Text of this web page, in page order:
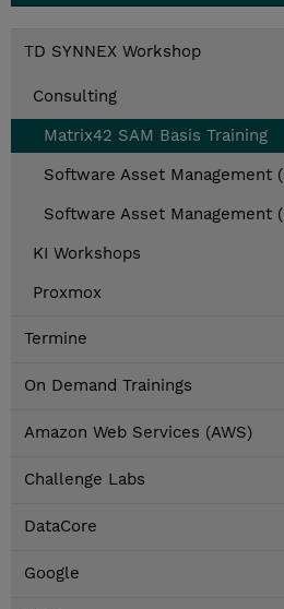
TD SYNNEX Workshop
Consulting
Matrix42 SAM Basis Training
Software Asset Management
Software Asset Management
KI Workshops
Proxmox
Termine
On Demand Trainings
Amazon Web Services (AWS)
Challenge Labs
DataCore
Google